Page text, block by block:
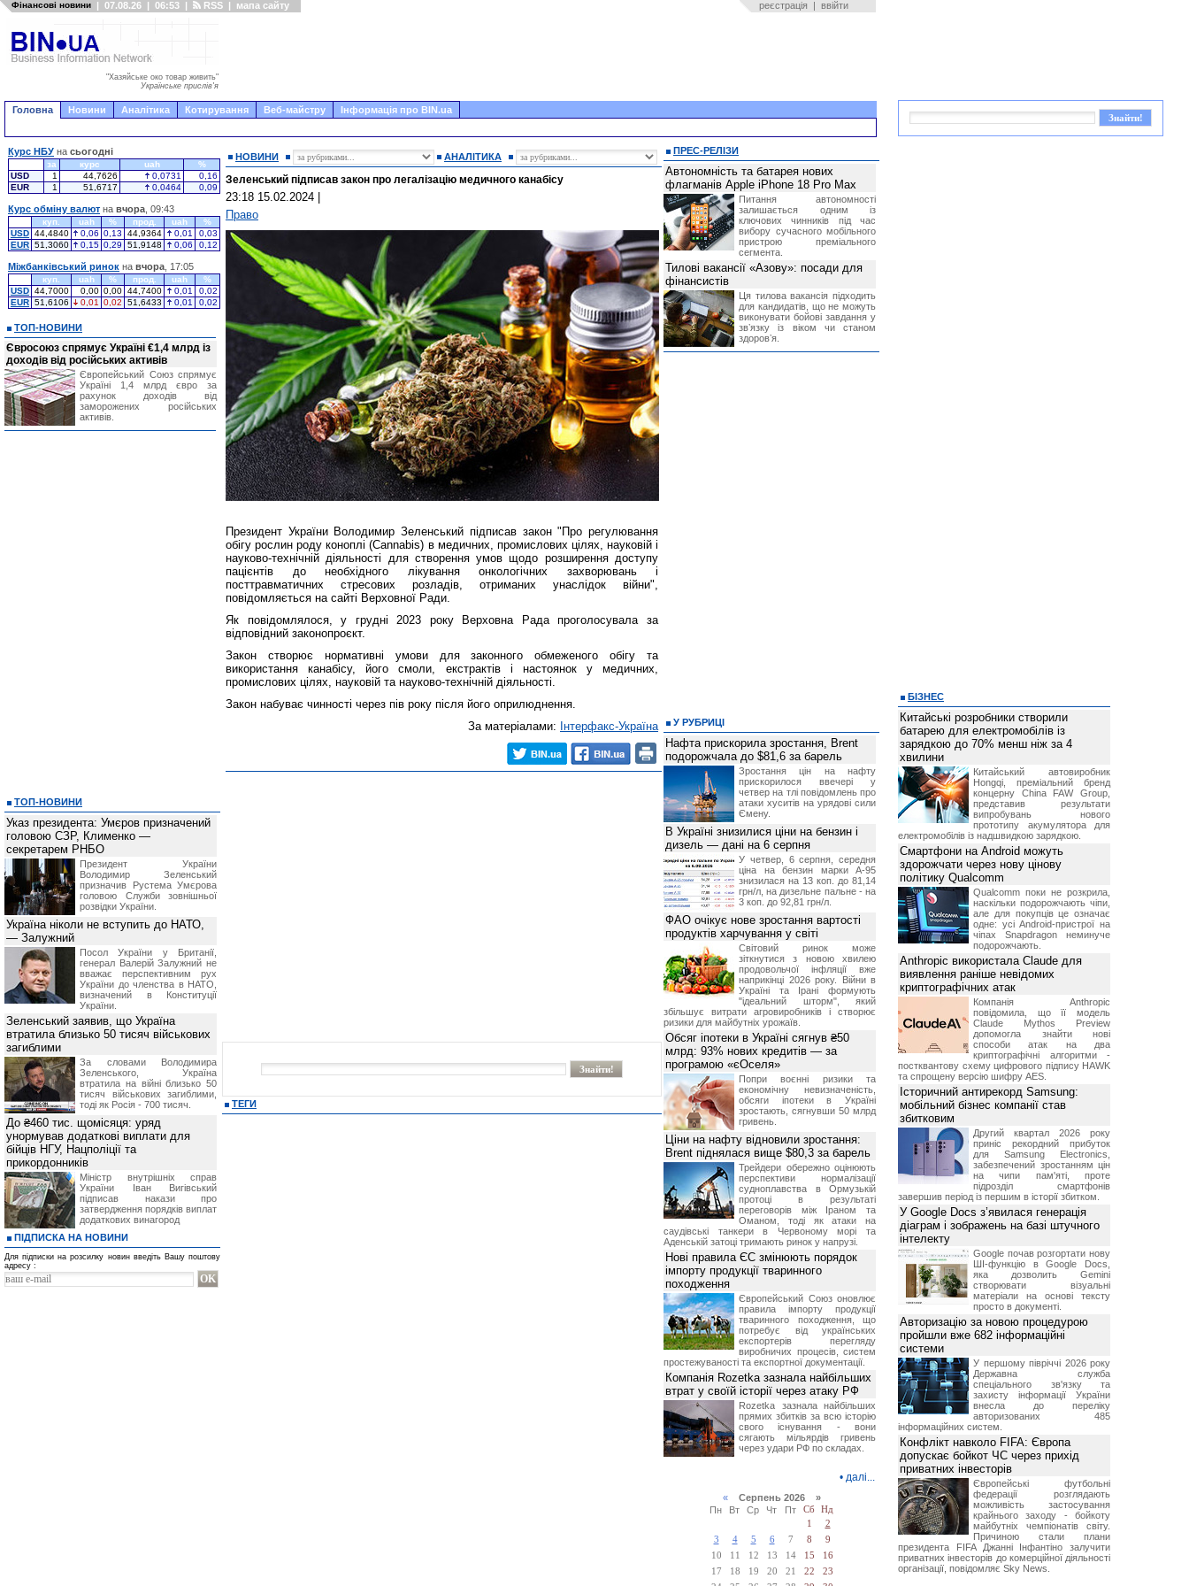
Фінансові новини | 07.08.26 | 06:53 | RSS | мапа сайту реєстрація | ввійти
"Хазяйське око товар живить"
Українське прислів'я
Головна Новини Аналітика Котирування Веб-майстру Інформація про BIN.ua
НОВИНИ АНАЛІТИКА
Зеленський підписав закон про легалізацію медичного канабісу
23:18 15.02.2024
Право
Президент України Володимир Зеленський підписав закон "Про регулювання
обігу рослин роду коноплі (Cannabis) в медичних, промислових цілях, науковій і
науково-технічній діяльності для створення умов щодо розширення доступу
пацієнтів до необхідного лікування онкологічних захворювань і
посттравматичних стресових розладів, отриманих унаслідок війни",
повідомляється на сайті Верховної Ради.
Як повідомлялося, у грудні 2023 року Верховна Рада проголосувала за
відповідний законопроєкт.
Закон створює нормативні умови для законного обмеженого обігу та
використання канабісу, його смоли, екстрактів і настоянок у медичних,
промислових цілях, науковій та науково-технічній діяльності.
Закон набуває чинності через пів року після його оприлюднення.
За матеріалами: Інтерфакс-Україна
ТЕГИ
Курс НБУ на сьогодні
за курс uah
%
USD
1 44,7626 0,0731
0,16
EUR
1 51,6717 0,0464 0,09
Курс обміну валют на вчора , 09:43
куп. uah % прод. uah
%
USD 44,4840 0,06 0,13 44,9364 0,01
0,03
EUR 51,3060 0,15 0,29 51,9148 0,06 0,12
Міжбанківський ринок на вчора , 17:05
куп. uah % прод. uah
%
USD 44,7000 0,00 0,00 44,7400 0,01
0,02
EUR 51,6106 0,01 0,02 51,6433 0,01 0,02
ТОП-НОВИНИ
Євросоюз спрямує Україні €1,4 млрд із
доходів від російських активів
Європейський Союз спрямує
Україні 1,4 млрд євро за
рахунок доходів від
заморожених російських
активів.
ТОП-НОВИНИ
Указ президента: Умєров призначений
головою СЗР, Клименко —
секретарем РНБО
Президент України
Володимир Зеленський
призначив Pустема Умєрова
головою Служби зовнішньої
розвідки України.
Україна ніколи не вступить до НАТО,
— Залужний
Посол України у Британії,
генерал Валерій Залужний не
вважає перспективним рух
України до членства в НАТО,
визначений в Конституції
України.
Зеленський заявив, що Україна
втратила близько 50 тисяч військових
загиблими
За словами Володимира
Зеленського, Україна
втратила на війні близько 50
тисяч військових загиблими,
тоді як Росія - 700 тисяч.
До ₴460 тис. щомісяця: уряд
унормував додаткові виплати для
бійців НГУ, Нацполіції та
прикордонників
Міністр внутрішніх справ
України Іван Вигівський
підписав накази про
затвердження порядків виплат
додаткових винагород
ПІДПИСКА НА НОВИНИ
Для підписки на розсилку новин введіть Вашу поштову
адресу :
ПРЕС-РЕЛІЗИ
Автономність та батарея нових
флагманів Apple iPhone 18 Pro Max
Питання автономності
залишається одним із
ключових чинників під час
вибору сучасного мобільного
пристрою преміального
сегмента.
Тилові вакансії «Азову»: посади для
фінансистів
Ця тилова вакансія підходить
для кандидатів, що не можуть
виконувати бойові завдання у
звʼязку із віком чи станом
здоровʼя.
У РУБРИЦІ
Нафта прискорила зростання, Brent
подорожчала до $81,6 за барель
Зростання цін на нафту
прискорилося ввечері у
четвер на тлі повідомлень про
атаки хуситів на урядові сили
Ємену.
В Україні знизилися ціни на бензин і
дизель — дані на 6 серпня
У четвер, 6 серпня, середня
ціна на бензин марки А-95
знизилася на 13 коп. до 81,14
грн/л, на дизельне пальне - на
3 коп. до 92,81 грн/л.
ФАО очікує нове зростання вартості
продуктів харчування у світі
Світовий ринок може
зіткнутися з новою хвилею
продовольчої інфляції вже
наприкінці 2026 року. Війни в
Україні та Ірані формують
"ідеальний шторм", який
збільшує витрати агровиробників і створює
ризики для майбутніх урожаїв.
Обсяг іпотеки в Україні сягнув ₴50
млрд: 93% нових кредитів — за
програмою «єОселя»
Попри воєнні ризики та
економічну невизначеність,
обсяги іпотеки в Україні
зростають, сягнувши 50 млрд
гривень.
Ціни на нафту відновили зростання:
Brent піднялася вище $80,3 за барель
Трейдери обережно оцінюють
перспективи нормалізації
судноплавства в Ормузькій
протоці в результаті
переговорів між Іраном та
Оманом, тоді як атаки на
саудівські танкери в Червоному морі та
Аденській затоці тримають ринок у напрузі.
Нові правила ЄС змінюють порядок
імпорту продукції тваринного
походження
Європейський Союз оновлює
правила імпорту продукції
тваринного походження, що
потребує від українських
експортерів перегляду
виробничих процесів, систем
простежуваності та експортної документації.
Компанія Rozetka зазнала найбільших
втрат у своїй історії через атаку РФ
Rozetka зазнала найбільших
прямих збитків за всю історію
свого існування - вони
сягають мільярдів гривень
через удари РФ по складах.
• далі...
«Серпень 2026 »
Пн
Вт Ср Чт Пт Сб
Нд
1
2
3
4 5 6 7 8
9
10
11 12 13 14 15
16
17
18 19 20 21 22
23
БІЗНЕС
Китайські розробники створили
батарею для електромобілів із
зарядкою до 70% менш ніж за 4
хвилини
Китайський автовиробник
Hongqi, преміальний бренд
концерну China FAW Group,
представив результати
випробувань нового
прототипу акумулятора для
електромобілів із надшвидкою зарядкою.
Смартфони на Android можуть
здорожчати через нову цінову
політику Qualcomm
Qualcomm поки не розкрила,
наскільки подорожчають чіпи,
але для покупців це означає
одне: усі Android-пристрої на
чіпах Snapdragon неминуче
подорожчають.
Anthropic використала Claude для
виявлення раніше невідомих
криптографічних атак
Компанія Anthropic
повідомила, що її модель
Claude Mythos Preview
допомогла знайти нові
способи атак на два
криптографічні алгоритми -
постквантову схему цифрового підпису HAWK
та спрощену версію шифру AES.
Історичний антирекорд Samsung:
мобільний бізнес компанії став
збитковим
Другий квартал 2026 року
приніс рекордний прибуток
для Samsung Electronics,
забезпечений зростанням цін
на чипи пам'яті, проте
підрозділ смартфонів
завершив період із першим в історії збитком.
У Google Docs з’явилася генерація
діаграм і зображень на базі штучного
інтелекту
Google почав розгортати нову
ШІ-функцію в Google Docs,
яка дозволить Gemini
створювати візуальні
матеріали на основі тексту
просто в документі.
Авторизацію за новою процедурою
пройшли вже 682 інформаційні
системи
У першому півріччі 2026 року
Державна служба
спеціального зв'язку та
захисту інформації України
внесла до переліку
авторизованих 485
інформаційних систем.
Конфлікт навколо FIFA: Європа
допускає бойкот ЧС через прихід
приватних інвесторів
Європейські футбольні
федерації розглядають
можливість застосування
крайнього заходу - бойкоту
майбутніх чемпіонатів світу.
Причиною стали плани
президента FIFA Джанні Інфантіно залучити
приватних інвесторів до комерційної діяльності
організації, повідомляє Sky News.